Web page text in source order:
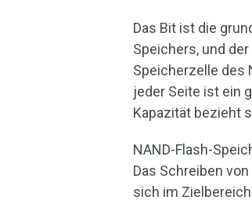
Das Bit ist die
Speichers, und
Speicherzelle des
jeder Seite ist ein
Kapazität bezieht
NAND-Flash-
Das Schreiben
sich im